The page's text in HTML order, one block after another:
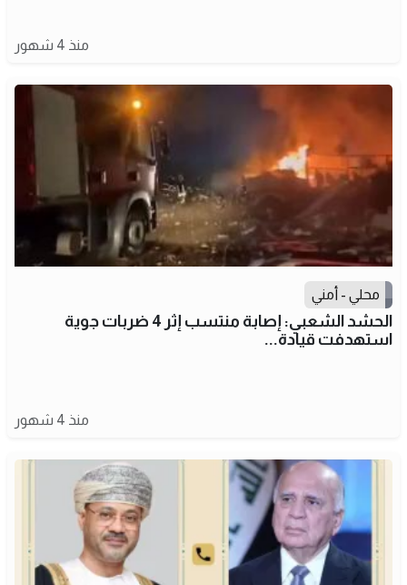
منذ 4 شهور
محلي - أمني
الحشد الشعبي: إصابة منتسب إثر 4 ضربات جوية
استهدفت قيادة...
منذ 4 شهور